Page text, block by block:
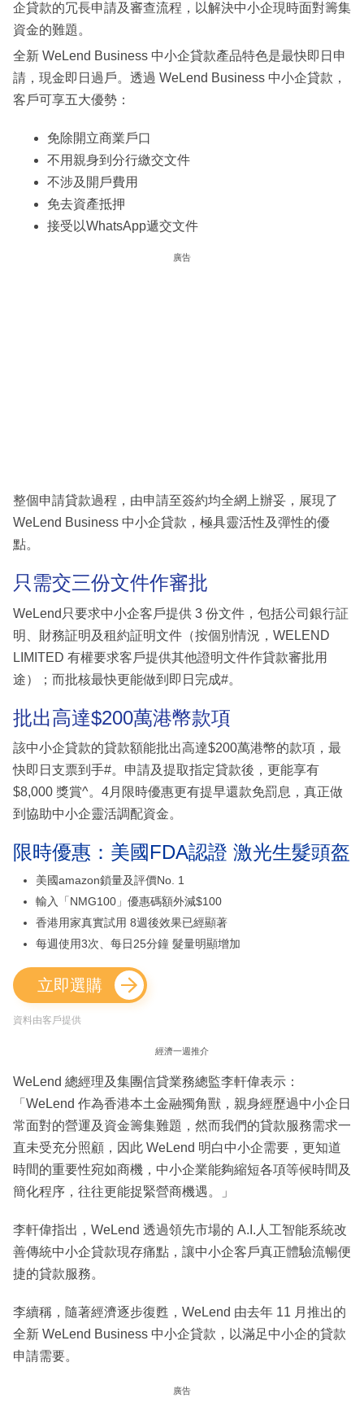
企貸款的冗長申請及審查流程，以解決中小企現時面對籌集
資金的難題。
全新 WeLend Business 中小企貸款產品特色是最快即日申
請，現金即日過戶。透過 WeLend Business 中小企貸款，
客戶可享五大優勢：
免除開立商業戶口
不用親身到分行繳交文件
不涉及開戶費用
免去資產抵押
接受以WhatsApp遞交文件
廣告
整個申請貸款過程，由申請至簽約均全網上辦妥，展現了
WeLend Business 中小企貸款，極具靈活性及彈性的優
點。
只需交三份文件作審批
WeLend只要求中小企客戶提供 3 份文件，包括公司銀行証
明、財務証明及租約証明文件（按個別情況，WELEND
LIMITED 有權要求客戶提供其他證明文件作貸款審批用
途）；而批核最快更能做到即日完成#。
批出高達$200萬港幣款項
該中小企貸款的貸款額能批出高達$200萬港幣的款項，最
快即日支票到手#。申請及提取指定貸款後，更能享有
$8,000 獎賞^。4月限時優惠更有提早還款免罰息，真正做
到協助中小企靈活調配資金。
限時優惠：美國FDA認證 激光生髮頭盔
美國amazon鎖量及評價No. 1
輸入「NMG100」優惠碼額外減$100
香港用家真實試用 8週後效果已經顯著
每週使用3次、每日25分鐘 髮量明顯增加
立即選購
資料由客戶提供
經濟一週推介
WeLend 總經理及集團信貸業務總監李軒偉表示：
「WeLend 作為香港本土金融獨角獸，親身經歷過中小企日
常面對的營運及資金籌集難題，然而我們的貸款服務需求一
直未受充分照顧，因此 WeLend 明白中小企需要，更知道
時間的重要性宛如商機，中小企業能夠縮短各項等候時間及
簡化程序，往往更能捉緊營商機遇。」
李軒偉指出，WeLend 透過領先市場的 A.I.人工智能系統改
善傳統中小企貸款現存痛點，讓中小企客戶真正體驗流暢便
捷的貸款服務。
李續稱，隨著經濟逐步復甦，WeLend 由去年 11 月推出的
全新 WeLend Business 中小企貸款，以滿足中小企的貸款
申請需要。
廣告